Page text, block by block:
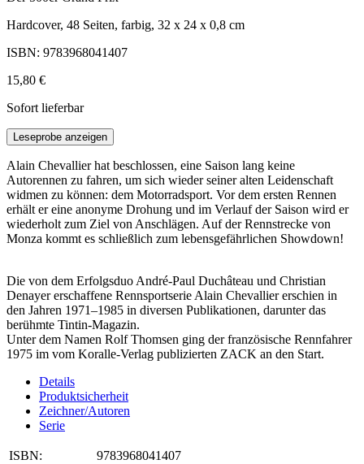
Hardcover, 48 Seiten, farbig, 32 x 24 x 0,8 cm
ISBN: 9783968041407
15,80 €
Sofort lieferbar
Leseprobe anzeigen
Alain Chevallier hat beschlossen, eine Saison lang keine
Autorennen zu fahren, um sich wieder seiner alten Leidenschaft
widmen zu können: dem Motorradsport. Vor dem ersten Rennen
erhält er eine anonyme Drohung und im Verlauf der Saison wird er
wiederholt zum Ziel von Anschlägen. Auf der Rennstrecke von
Monza kommt es schließlich zum lebensgefährlichen Showdown!
Die von dem Erfolgsduo André-Paul Duchâteau und Christian
Denayer erschaffene Rennsportserie Alain Chevallier erschien in
den Jahren 1971–1985 in diversen Publikationen, darunter das
berühmte Tintin-Magazin.
Unter dem Namen Rolf Thomsen ging der französische Rennfahrer
1975 im vom Koralle-Verlag publizierten ZACK an den Start.
Details
Produktsicherheit
Zeichner/Autoren
Serie
ISBN:
9783968041407